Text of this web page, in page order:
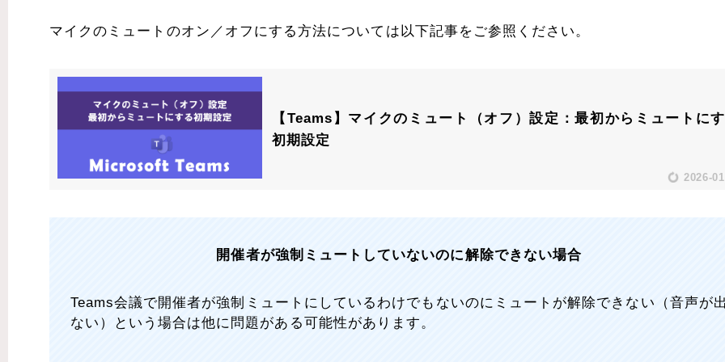
マイクのミュートのオン／オフにする方法については以下記事をご参照ください。
【Teams】マイクのミュート（オフ）設定：最初からミュートに
初期設定
2026-
開催者が強制ミュートしていないのに解除できない場合
Teams会議で開催者が強制ミュートにしているわけでもないのにミュートが解除できない（音声が出
ない）という場合は他に問題がある可能性があります。